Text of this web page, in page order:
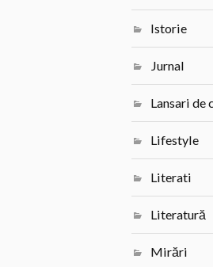
Istorie
Jurnal
Lansari de
Lifestyle
Literati
Literatură
Mirări